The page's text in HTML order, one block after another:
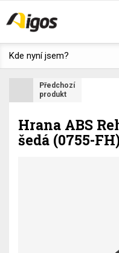
Kde nyní jsem?
Předchozí
produkt
Hrana ABS
šedá (0755-